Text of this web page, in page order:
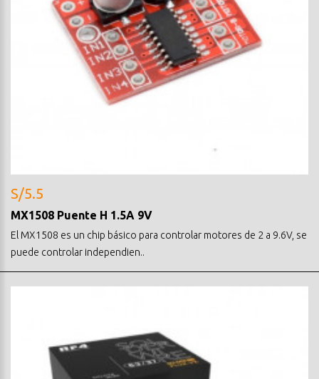
S/5.5
MX1508 Puente H 1.5A 9V
El MX1508 es un chip básico para controlar motores de 2 a 9.6V, se
puede controlar independien..